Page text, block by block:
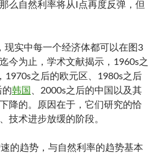
么自然利率将从I点再度反弹，但
现实中每一个经济体都可以在图3
今为止，学术文献揭示，1960s之
1970s之后的欧元区、1980s之后
的韩国 、2000s之后的中国以及其
降的。原因在于，它们研究的恰
技术进步放缓的阶段。
的趋势，与自然利率的趋势基本